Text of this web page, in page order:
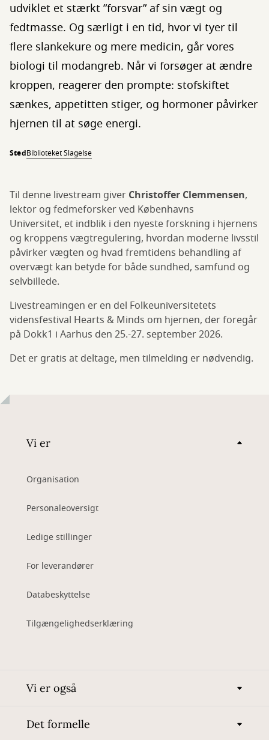
udviklet et stærkt ”forsvar” af sin vægt og
fedtmasse. Og særligt i en tid, hvor vi tyer til
flere slankekure og mere medicin, går vores
biologi til modangreb. Når vi forsøger at ændre
kroppen, reagerer den prompte: stofskiftet
sænkes, appetitten stiger, og hormoner påvirker
hjernen til at søge energi.
StedBiblioteket Slagelse
Til denne livestream giver Christoffer Clemmensen,
lektor og fedmeforsker ved Københavns
Universitet, et indblik i den nyeste forskning i hjernens
og kroppens vægtregulering, hvordan moderne livsstil
påvirker vægten og hvad fremtidens behandling af
overvægt kan betyde for både sundhed, samfund og
selvbillede.
Livestreamingen er en del Folkeuniversitetets
vidensfestival Hearts & Minds om hjernen, der foregår
på Dokk1 i Aarhus den 25.-27. september 2026.
Det er gratis at deltage, men tilmelding er nødvendig.
Vi er
Organisation
Personaleoversigt
Ledige stillinger
For leverandører
Databeskyttelse
Tilgængelighedserklæring
Vi er også
Det formelle